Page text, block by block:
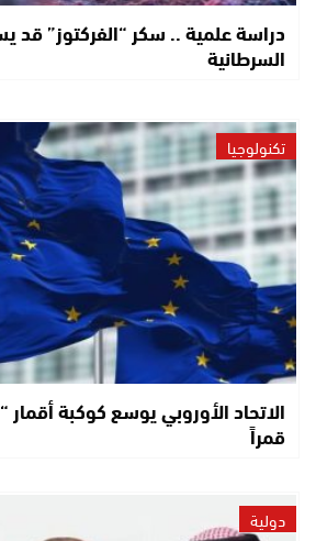
دراسة علمية .. سكر “الفركتوز” قد
السرطانية
تكنولوجيا
قمراً
دولية